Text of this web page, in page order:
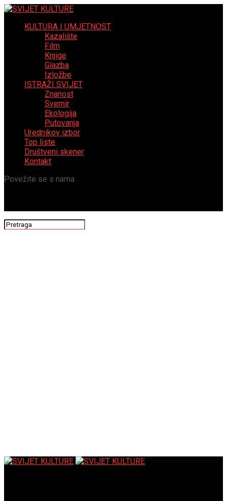
KULTURA I UMJETNOST
Kazalište
Film
Knjige
Glazba
Izložbe
ISTRAŽI SVIJET
Znanost
Svemir
Ekologija
Putovanja
Urednikov izbor
Top liste
Društveni skener
Kontakt
Povežite se s nama